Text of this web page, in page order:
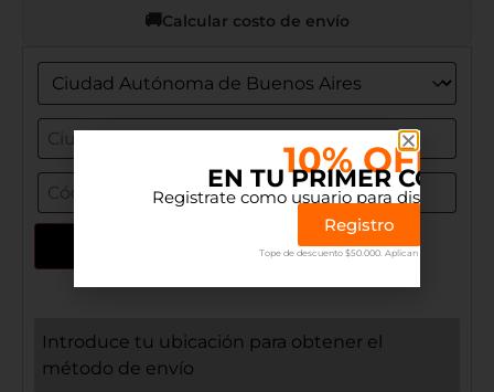
Calcular costo de envío
Introduce tu ubicación para obtener el
método de envío
10% OFF
EN TU PRIMER
Registrate como usuario para disfrutar el
Registro
Tope de descuento $50.000. Aplican terminos.